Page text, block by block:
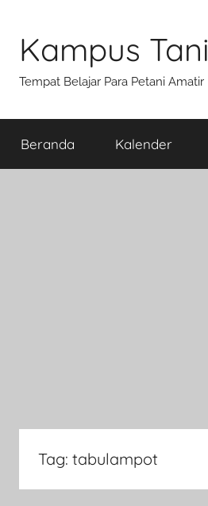
content
Kampus Tani
Tempat Belajar Para Petani Amatir
Beranda Kalender
Tag: tabulampot